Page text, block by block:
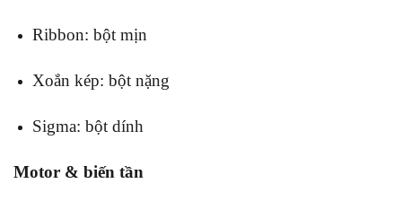
Ribbon: bột mịn
Xoắn kép: bột nặng
Sigma: bột dính
Motor & biến tần